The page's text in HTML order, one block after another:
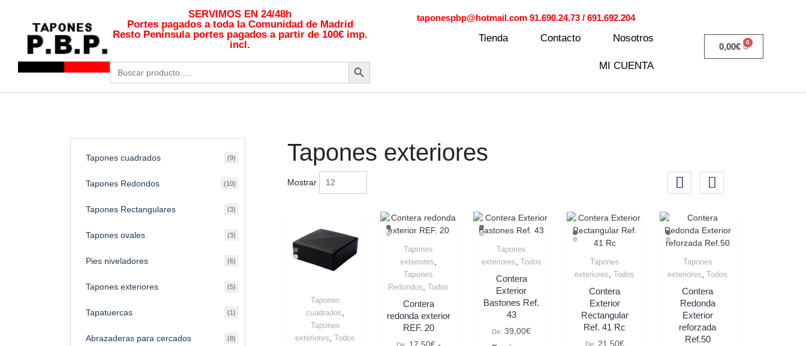
SERVIMOS EN 24/48h
Portes pagados a toda la Comunidad de Madrid
Resto Península portes pagados a partir de 100€ imp.
incl.
Buscar: Botón de búsqueda
taponespbp@hotmail.com 91.690.24.73 / 691.692.204
Tienda Contacto Nosotros
MI CUENTA
0,00€
Tapones exteriores
Mostrar
Tapones
cuadrados
Tapones
exteriores ,Todos
Tapones
exteriores
Tapones
Redondos ,Todos
Contera
redonda exterior
REF. 20
Tapones
exteriores Todos
Contera
Exterior
Bastones Ref.
43
De: 39,00€
Tapones
exteriores Todos
Contera
Exterior
Rectangular
Ref. 41 Rc
De: 21,50€
Tapones
exteriores ,Todos
Contera
Redonda
Exterior
reforzada
Ref.50
Tapones cuadrados 9
Tapones Redondos 10
Tapones Rectangulares 3
Tapones ovales 3
Pies niveladores 6
Tapones exteriores 5
Tapatuercas 1
Abrazaderas para cercados 8